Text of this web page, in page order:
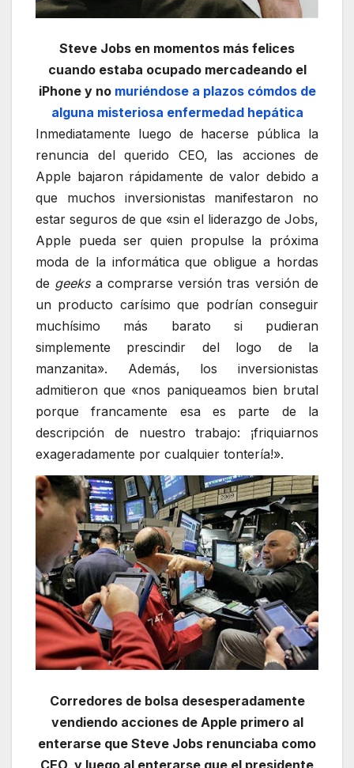
Steve Jobs en momentos más felices
cuando estaba ocupado mercadeando el
iPhone y no muriéndose a plazos cómdos de
alguna misteriosa enfermedad hepática
Inmediatamente luego de hacerse pública la
renuncia del querido CEO, las acciones de
Apple bajaron rápidamente de valor debido a
que muchos inversionistas manifestaron no
estar seguros de que «sin el liderazgo de Jobs,
Apple pueda ser quien propulse la próxima
moda de la informática que obligue a hordas
de geeksa comprarse versión tras versión de
un producto carísimo que podrían conseguir
muchísimo más barato si pudieran
simplemente prescindir del logo de la
manzanita». Además, los inversionistas
admitieron que «nos paniqueamos bien brutal
porque francamente esa es parte de la
descripción de nuestro trabajo: ¡friquiarnos
exageradamente por cualquier tontería!».
Corredores de bolsa desesperadamente
vendiendo acciones de Apple primero al
enterarse que Steve Jobs renunciaba como
CEO, y luego al enterarse que el presidente